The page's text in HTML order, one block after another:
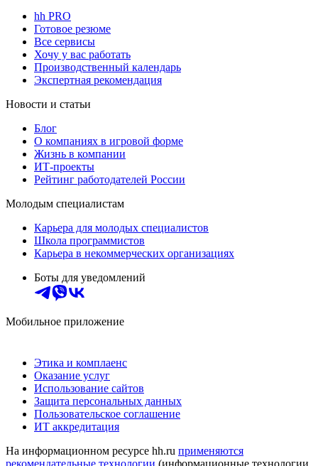
hh PRO
Готовое резюме
Все сервисы
Хочу у вас работать
Производственный календарь
Экспертная рекомендация
Новости и статьи
Блог
О компаниях в игровой форме
Жизнь в компании
ИТ-проекты
Рейтинг работодателей России
Молодым специалистам
Карьера для молодых специалистов
Школа программистов
Карьера в некоммерческих организациях
Боты для уведомлений
Мобильное приложение
Этика и комплаенс
Оказание услуг
Использование сайтов
Защита персональных данных
Пользовательское соглашение
ИТ аккредитация
На информационном ресурсе hh.ru применяются
рекомендательные технологии (информационные технологии